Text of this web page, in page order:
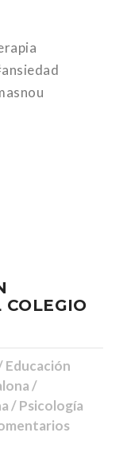
COLEGIO
Educación
/
/ Psicología